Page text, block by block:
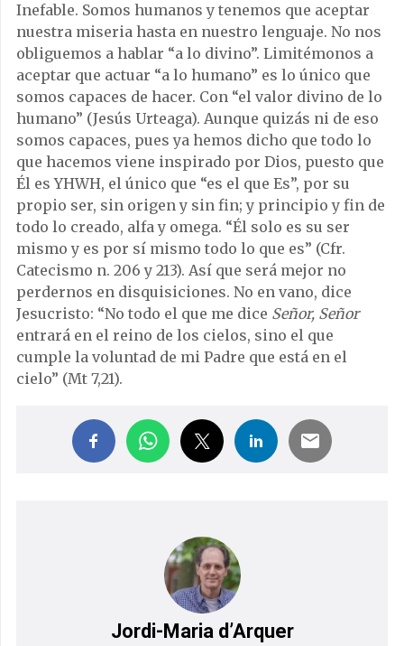
Inefable. Somos humanos y tenemos que aceptar
nuestra miseria hasta en nuestro lenguaje. No nos
obliguemos a hablar “a lo divino”. Limitémonos a
aceptar que actuar “a lo humano” es lo único que
somos capaces de hacer. Con “el valor divino de lo
humano” (Jesús Urteaga). Aunque quizás ni de eso
somos capaces, pues ya hemos dicho que todo lo
que hacemos viene inspirado por Dios, puesto que
Él es YHWH, el único que “es el que Es”, por su
propio ser, sin origen y sin fin; y principio y fin de
todo lo creado, alfa y omega. “Él solo es su ser
mismo y es por sí mismo todo lo que es” (Cfr.
Catecismo n. 206 y 213). Así que será mejor no
perdernos en disquisiciones. No en vano, dice
Jesucristo: “No todo el que me dice Señor, Señor
entrará en el reino de los cielos, sino el que
cumple la voluntad de mi Padre que está en el
cielo” (Mt 7,21).
Jordi-Maria d’Arquer